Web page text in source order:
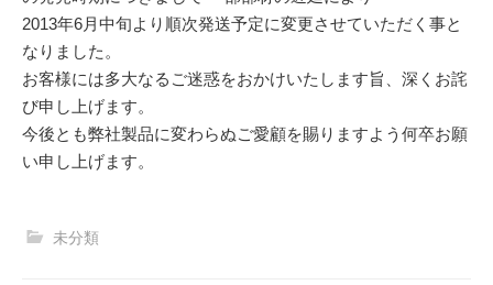
2013年6月中旬より順次発送予定に変更させていただく事と
なりました。
お客様には多大なるご迷惑をおかけいたします旨、深くお詫
び申し上げます。
今後とも弊社製品に変わらぬご愛顧を賜りますよう何卒お願
い申し上げます。
未分類